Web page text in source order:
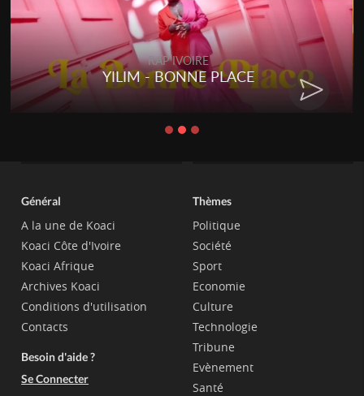
RAP IVOIRE
YILIM - BONNE PLACE
Général
A la une de Koaci
Koaci Côte d'Ivoire
Koaci Afrique
Archives Koaci
Conditions d'utilisation
Contacts
Besoin d'aide ?
Se Connecter
Thèmes
Politique
Société
Sport
Economie
Culture
Technologie
Tribune
Evènement
Santé